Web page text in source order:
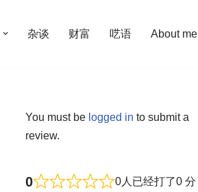
杂谈 财富 呓语 About me
You must be logged in to submit a
review.
0 0人已经打了0 分